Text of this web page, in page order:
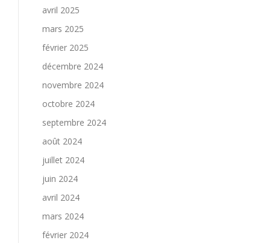
avril 2025
mars 2025
février 2025
décembre 2024
novembre 2024
octobre 2024
septembre 2024
août 2024
juillet 2024
juin 2024
avril 2024
mars 2024
février 2024